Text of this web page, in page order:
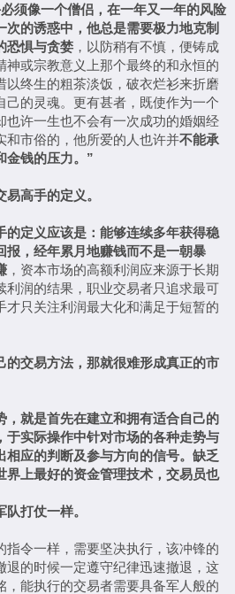
须像一个僧侣，在一年又一年的风险
次的诱惑中，他总是需要极力地克制
恐惧与贪婪 ，以防稍有不慎，便铸成
神或宗教意义上那个最终的和永恒的
以终生的粗茶淡饭，破衣烂衫来折磨
己的灵魂。更有甚者，既使作为一个
也许一生也不会有一次成功的婚姻经
和市俗的，他所爱的人也许并不能承
钱的压力。 ”
高手的定义。
的定义应该是：能够连续多年获得稳
报，经年累月地赚钱而不是一朝暴
，资本市场的高额利润应来源于长期
利润的结果，职业交易者只追求最可
才只关注利润最大化和满足于短暂的
的交易方法，那就很难形成真正的市
，就是首先在建立和拥有适合自己的
于实际操作中针对市场的各种走势与
相应的判断及参与方向的信号。缺乏
界上最好的资金管理技术，交易员也
打仗一样。
指令一样，需要坚决执行，该冲锋的
退的时候一定遵守纪律迅速撤退，这
，能执行的交易者需要具备军人般的